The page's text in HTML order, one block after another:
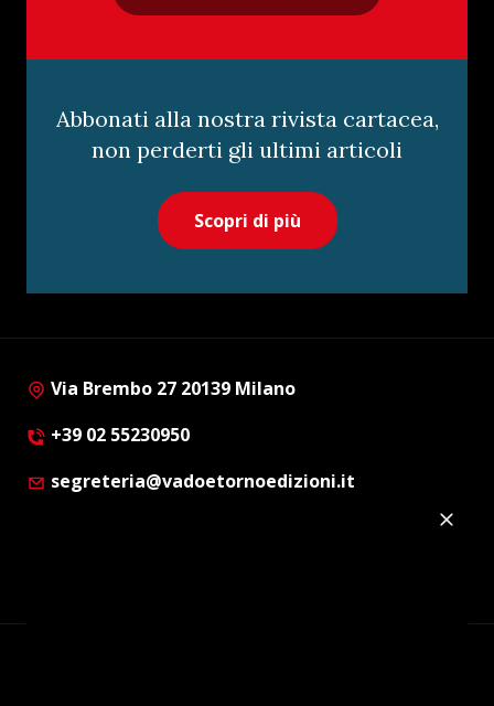
Abbonati alla nostra rivista cartacea,
non perderti gli ultimi articoli
Scopri di più
Via Brembo 27 20139 Milano
+39 02 55230950
segreteria@vadoetornoedizioni.it